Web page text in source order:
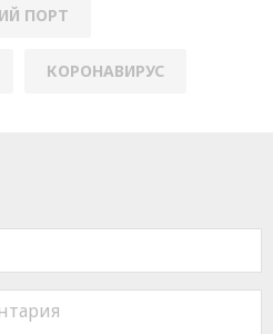
ПОРТ
КОРОНАВИРУС